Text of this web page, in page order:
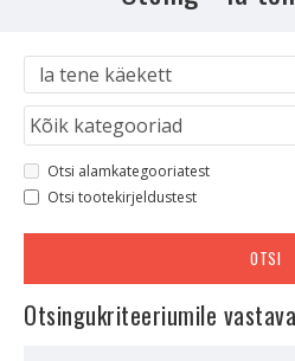
Otsi alamkategooriatest
Otsi tootekirjeldustest
OTSI
Otsingukriteeriumile